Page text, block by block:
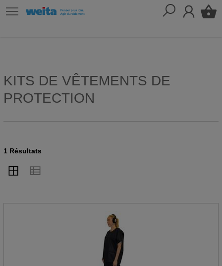
KITS DE VÊTEMENTS DE
PROTECTION
1 Résultats